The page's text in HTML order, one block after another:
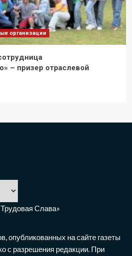
организации
– призер отраслевой
Слава»
опубликованных на сайте газеты
с разрешения редакции. При